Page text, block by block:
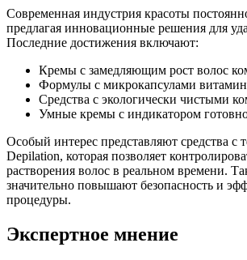
Современная индустрия красоты
предлагая инновационные решения для
Последние достижения включают:
Кремы с замедляющим рост волос
Формулы с микрокапсулами
Средства с экологически чистыми
Умные кремы с индикатором
Особый интерес представляют средства с
Depilation, которая позволяет
растворения волос в реальном времени.
значительно повышают безопасность и
процедуры.
Экспертное мнение